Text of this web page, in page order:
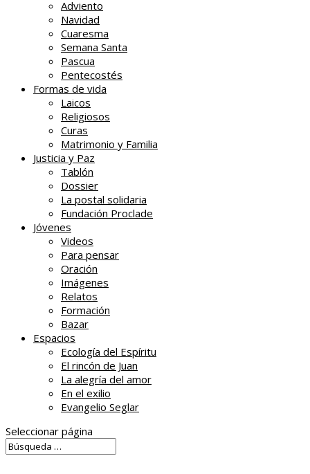
Adviento
Navidad
Cuaresma
Semana Santa
Pascua
Pentecostés
Formas de vida
Laicos
Religiosos
Curas
Matrimonio y Familia
Justicia y Paz
Tablón
Dossier
La postal solidaria
Fundación Proclade
Jóvenes
Videos
Para pensar
Oración
Imágenes
Relatos
Formación
Bazar
Espacios
Ecología del Espíritu
El rincón de Juan
La alegría del amor
En el exilio
Evangelio Seglar
Seleccionar página